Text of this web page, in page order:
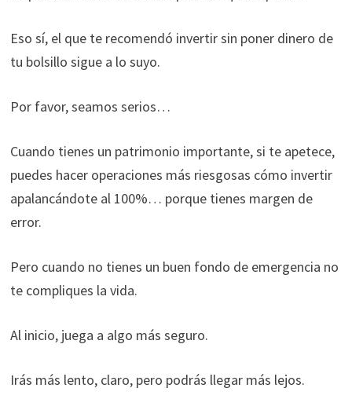
Eso sí, el que te recomendó invertir sin poner dinero de
tu bolsillo sigue a lo suyo.
Por favor, seamos serios…
Cuando tienes un patrimonio importante, si te apetece,
puedes hacer operaciones más riesgosas cómo invertir
apalancándote al 100%… porque tienes margen de
error.
Pero cuando no tienes un buen fondo de emergencia no
te compliques la vida.
Al inicio, juega a algo más seguro.
Irás más lento, claro, pero podrás llegar más lejos.